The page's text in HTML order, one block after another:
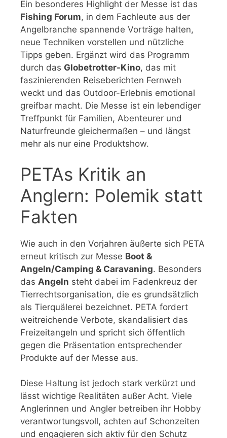
Ein besonderes Highlight der Messe ist das
Fishing Forum, in dem Fachleute aus der
Angelbranche spannende Vorträge halten,
neue Techniken vorstellen und nützliche
Tipps geben. Ergänzt wird das Programm
durch das Globetrotter-Kino, das mit
faszinierenden Reiseberichten Fernweh
weckt und das Outdoor-Erlebnis emotional
greifbar macht. Die Messe ist ein lebendiger
Treffpunkt für Familien, Abenteurer und
Naturfreunde gleichermaßen – und längst
mehr als nur eine Produktshow.
PETAs Kritik an
Anglern: Polemik statt
Fakten
Wie auch in den Vorjahren äußerte sich PETA
erneut kritisch zur Messe Boot &
Angeln/Camping & Caravaning. Besonders
das Angeln steht dabei im Fadenkreuz der
Tierrechtsorganisation, die es grundsätzlich
als Tierquälerei bezeichnet. PETA fordert
weitreichende Verbote, skandalisiert das
Freizeitangeln und spricht sich öffentlich
gegen die Präsentation entsprechender
Produkte auf der Messe aus.
Diese Haltung ist jedoch stark verkürzt und
lässt wichtige Realitäten außer Acht. Viele
Anglerinnen und Angler betreiben ihr Hobby
verantwortungsvoll, achten auf Schonzeiten
und engagieren sich aktiv für den Schutz